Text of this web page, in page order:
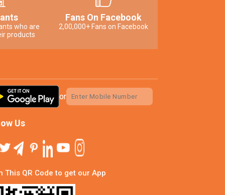
who are
products
Fans On Facebook
2,00,000+ Fans on Facebook
or
Us
This QR Code to get our App